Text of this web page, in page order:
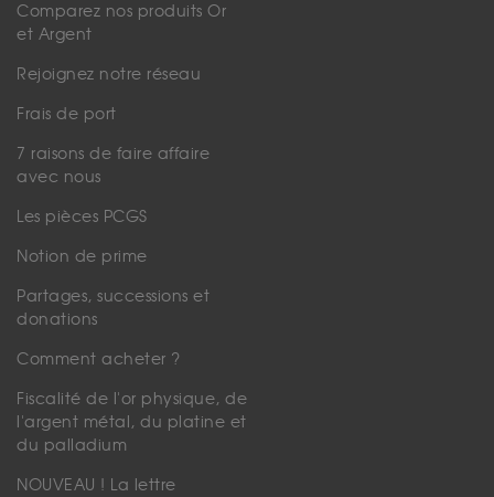
Comparez nos produits Or
et Argent
Rejoignez notre réseau
Frais de port
7 raisons de faire affaire
avec nous
Les pièces PCGS
Notion de prime
Partages, successions et
donations
Comment acheter ?
Fiscalité de l'or physique, de
l'argent métal, du platine et
du palladium
NOUVEAU ! La lettre